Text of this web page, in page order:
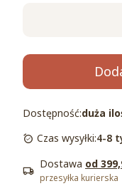
Dostępność:duża
Czas wysyłki:4-8
Dostawa od
przesyłka kurierska